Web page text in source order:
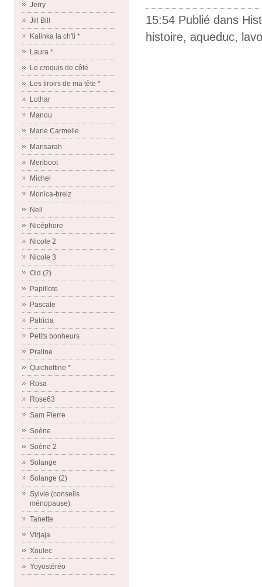
Jerry
Jill Bill
Kalinka la ch'ti *
Laura *
Le croquis de côté
Les tiroirs de ma tête *
Lothar
Manou
Marie Carmelle
Marisarah
Meriboot
Michel
Monica-breiz
Nell
Nicéphore
Nicole 2
Nicole 3
Old (2)
Papillote
Pascale
Patricia
Petits bonheurs
Praline
Quichottine *
Rosa
Rose63
Sam Pierre
Soène
Soène 2
Solange
Solange (2)
Sylvie (conseils
ménopause)
Tanette
Virjaja
Xoulec
Yoyostéréo
15:54 Publié dans
histoire, aqueduc,